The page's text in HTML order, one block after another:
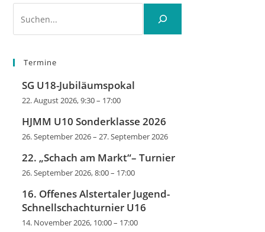
Termine
SG U18-Jubiläumspokal
22. August 2026, 9:30– 17:00
HJMM U10 Sonderklasse 2026
26. September 2026– 27. September 2026
22. „Schach am Markt“– Turnier
26. September 2026, 8:00– 17:00
16. Offenes Alstertaler Jugend-
Schnellschachturnier U16
14. November 2026, 10:00– 17:00